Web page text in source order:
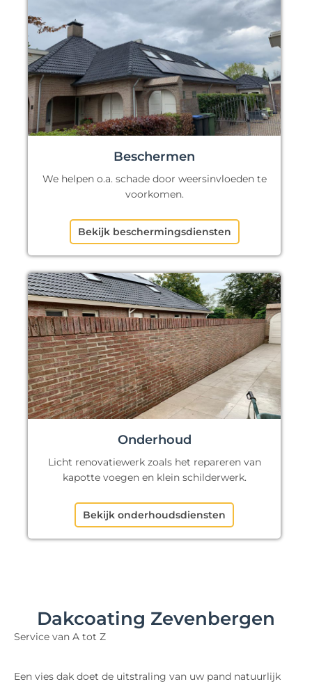
Beschermen
We helpen o.a. schade door weersinvloeden te
voorkomen.
Bekijk beschermingsdiensten
Onderhoud
Licht renovatiewerk zoals het repareren van
kapotte voegen en klein schilderwerk.
Bekijk onderhoudsdiensten
Dakcoating Zevenbergen
Service van A tot Z
Een vies dak doet de uitstraling van uw pand natuurlijk